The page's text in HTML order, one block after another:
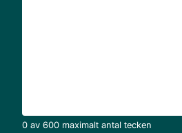
0 av 600 maximalt antal tecken